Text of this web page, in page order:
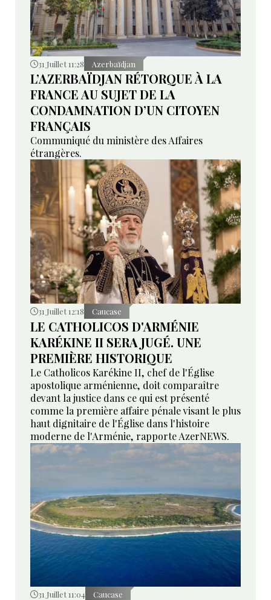
31 Juillet 11:28 Azerbaïdjan
L’AZERBAÏDJAN RÉTORQUE À LA
FRANCE AU SUJET DE LA
CONDAMNATION D’UN CITOYEN
FRANÇAIS
Communiqué du ministère des Affaires
étrangères.
31 Juillet 12:18 Caucase
LE CATHOLICOS D'ARMÉNIE
KARÉKINE II SERA JUGÉ. UNE
PREMIÈRE HISTORIQUE
Le Catholicos Karékine II, chef de l'Église
apostolique arménienne, doit comparaître
devant la justice dans ce qui est présenté
comme la première affaire pénale visant le plus
haut dignitaire de l'Église dans l'histoire
moderne de l'Arménie, rapporte AzerNEWS.
31 Juillet 11:04 Caucase